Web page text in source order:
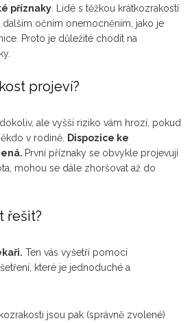
příznaky . Lidé s těžkou krátkozrakostí
dalším očním onemocněním, jako je
Proto je důležité chodit na
projeví?
ale vyšší riziko vám hrozí, pokud
v rodině.
Dispozice ke
První příznaky se obvykle projevují
mohou se dále zhoršovat až do
řešit?
Ten vás vyšetří pomocí
které je jednoduché a
jsou pak (správně zvolené)